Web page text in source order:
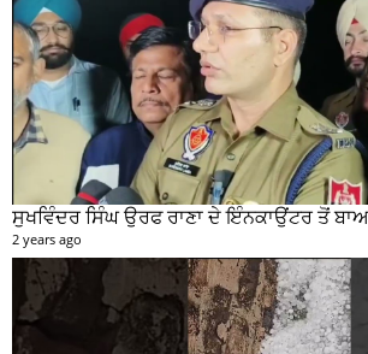
2 years ago